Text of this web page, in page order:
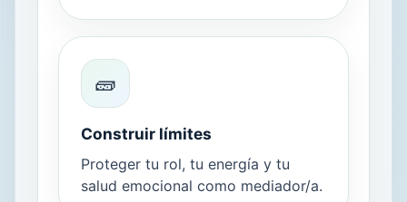
🧱
Construir límites
Proteger tu rol, tu energía y tu
salud emocional como mediador/a.